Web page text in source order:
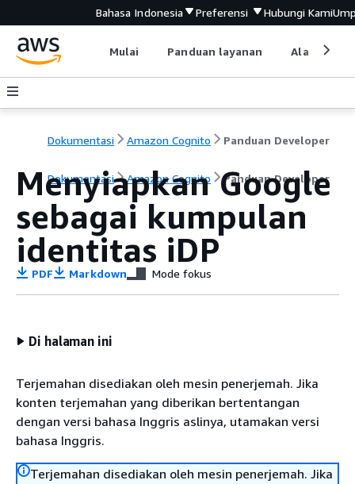
Bahasa Indonesia Preferensi Hubungi Kami
Mulai Panduan layanan Alat
Dokumentasi Amazon Cognito Panduan Developer
Dokumentasi Amazon Cognito Panduan Developer
Menyiapkan Google
sebagai kumpulan
identitas iDP
PDF Markdown Mode fokus
Di halaman ini
Terjemahan disediakan oleh mesin penerjemah. Jika
konten terjemahan yang diberikan bertentangan
dengan versi bahasa Inggris aslinya, utamakan versi
bahasa Inggris.
Terjemahan disediakan oleh mesin penerjemah. Jika